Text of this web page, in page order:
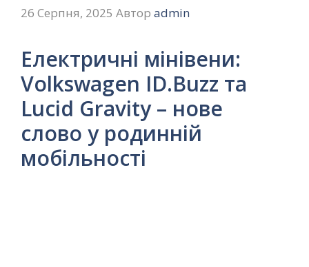
26 Серпня, 2025 Автор admin
Електричні мінівени:
Volkswagen ID.Buzz та
Lucid Gravity – нове
слово у родинній
мобільності